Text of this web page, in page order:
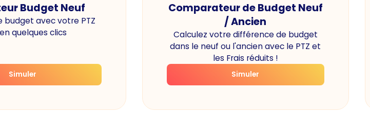
Budget Neuf
budget avec votre PTZ
quelques clics
Simuler
Comparateur de Budget Neuf
/ Ancien
Calculez votre différence de budget
dans le neuf ou l'ancien avec le PTZ et
les Frais réduits !
Simuler